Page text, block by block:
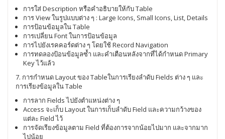
การใส่ Description หรือคำอธิบายให้กับ Table
การ View ในรูปแบบต่าง ๆ : Large Icons, Small Icons, List, Details
การป้อนข้อมูลใน Table
การเปลี่ยน Font ในการป้อนข้อมูล
การไปยังเรคคอร์ดต่าง ๆ โดยใช้ Record Navigation
การทดลองป้อนข้อมูลซ้ำ และคำเตือนหลังจากที่ได้กำหนด Primary
Key ไว้แล้ว
7. การกำหนด Layout ของ Tableในการเรียงลำดับ Fields ต่าง ๆ และ
การเรียงข้อมูลใน Table
การลาก Fields ไปยังตำแหน่งต่าง ๆ
Access จะเก็บ Layout ในการเก็บลำดับ Field และความกว้างของ
แต่ละ Field ไว้
การจัดเรียงข้อมูลตาม Field ที่ต้องการจากน้อยไปมาก และจากมาก
ไปน้อย